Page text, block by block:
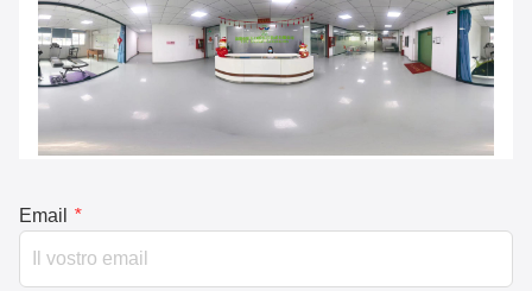
Email *